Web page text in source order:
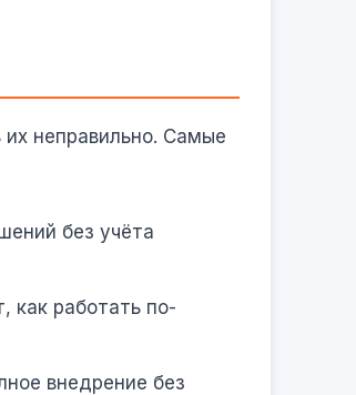
неправильно. Самые
без учёта
как работать по-
внедрение без